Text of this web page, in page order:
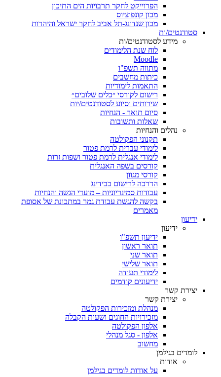
הפרוייקט לחקר תרבויות הים התיכון
מכון קונפוציוס
מכון שנדונג-תל אביב לחקר ישראל והיהדות
סטודנטים/ות
מידע לסטודנטים/ות
לוח שנת הלימודים
Moodle
מתווה תשפ"ו
כיתות מחשבים
התאמות לימודיות
רישום לקורסי ״כלים שלובים״
שירותים וסיוע לסטודנטים/יות
סיום תואר - הנחיות
שאלות ותשובות
נהלים והנחיות
תקנוני הפקולטה
לימודי עברית לרמת פטור
לימודי אנגלית לרמת פטור ושפות זרות
קורסים בשפה האנגלית
קורסי מגוון
הדרכה לרישום בבידינג
עבודות סמינריוניות – מועדי הגשה והנחיות
בקשה להגשת עבודת גמר במתכונת של אסופת
מאמרים
ידיעון
ידיעון
ידיעון תשפ"ו
תואר ראשון
תואר שני
תואר שלישי
לימודי תעודה
ידיעונים קודמים
יצירת קשר
יצירת קשר
מנהלת ומזכירות הפקולטה
מזכירויות החוגים ושעות הקבלה
אלפון הפקולטה
אלפון - סגל מנהלי
מחשוב
לומדים בגילמן
אודות
על אודות לומדים בגילמן